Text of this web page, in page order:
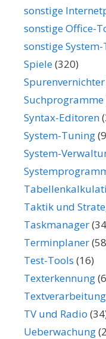
sonstige
sonstige Office-
sonstige
Spiele(320)
Spurenvernichter
Suchprogramme
Syntax-Editoren
System-Tuning
System-
Taktik und
Taskmanager
Terminplaner
Test-Tools (16)
Texterkennung
Textverarbeitung
TV und Radio
Ueberwachung